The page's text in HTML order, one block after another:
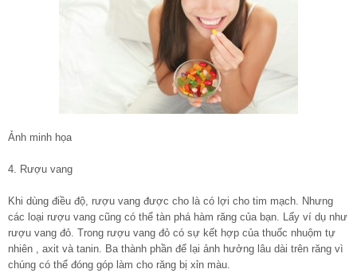
Ảnh minh họa
4. Rượu vang
Khi dùng điều độ, rượu vang được cho là có lợi cho tim mạch. Nhưng
các loại rượu vang cũng có thể tàn phá hàm răng của bạn. Lấy ví dụ như
rượu vang đỏ. Trong rượu vang đỏ có sự kết hợp của thuốc nhuộm tự
nhiên , axit và tanin. Ba thành phần để lại ảnh hưởng lâu dài trên răng vì
chúng có thể đóng góp làm cho răng bị xỉn màu.